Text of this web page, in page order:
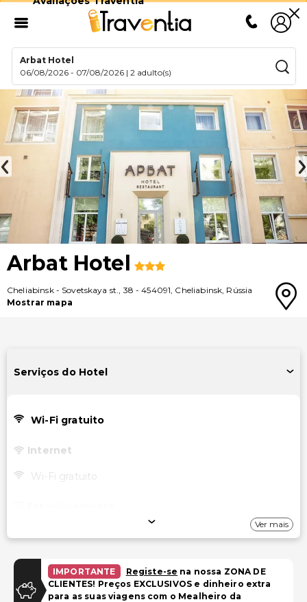
Arbat Hotel
06/08/2026 - 07/08/2026 |2 adulto(s)
Arbat Hotel
Cheliabinsk- Sovetskaya st., 38 -454091, Cheliabinsk, Rússia
Mostrar mapa
Serviços do Hotel
Wi-Fi gratuito
Internet
Wi-Fi gratuito
Instalações
Biblioteca
Ver mais
IMPORTANTE Registe-se na nossa ZONA DE
CLIENTES! Preços EXCLUSIVOS e dinheiro extra
para as suas viagens com o Mealheiro da